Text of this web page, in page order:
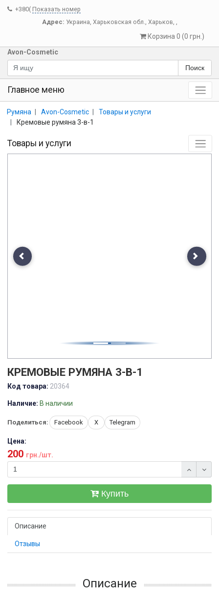
+380( Показать номер
Адрес: Украина, Харьковская обл., Харьков, ,
Корзина 0 (0 грн.)
Avon-Cosmetic
Поиск
Главное меню
Румяна Avon-Cosmetic
Товары и услуги
Кремовые румяна 3-в-1
Товары и услуги
Previous Next
КРЕМОВЫЕ РУМЯНА 3-В-1
Код товара: 20364
Наличие: В наличии
Поделиться: Facebook X Telegram
Цена:
200 грн./шт.
Купить
Описание
Отзывы
Описание